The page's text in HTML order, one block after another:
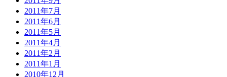
2011年7月
2011年6月
2011年5月
2011年4月
2011年2月
2011年1月
2010年12月